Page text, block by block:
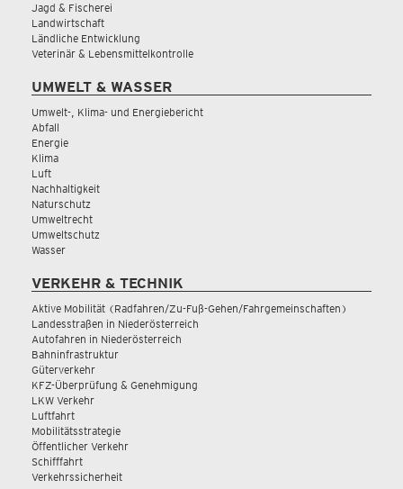
Jagd & Fischerei
Landwirtschaft
Ländliche Entwicklung
Veterinär & Lebensmittelkontrolle
UMWELT & WASSER
Umwelt-, Klima- und Energiebericht
Abfall
Energie
Klima
Luft
Nachhaltigkeit
Naturschutz
Umweltrecht
Umweltschutz
Wasser
VERKEHR & TECHNIK
Aktive Mobilität (Radfahren/Zu-Fuß-Gehen/Fahrgemeinschaften)
Landesstraßen in Niederösterreich
Autofahren in Niederösterreich
Bahninfrastruktur
Güterverkehr
KFZ-Überprüfung & Genehmigung
LKW Verkehr
Luftfahrt
Mobilitätsstrategie
Öffentlicher Verkehr
Schifffahrt
Verkehrssicherheit